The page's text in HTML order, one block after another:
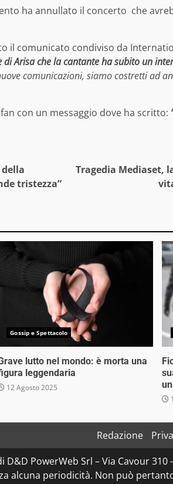
ha annullato il concerto che
il comunicato condiviso da
Arisa che la cantante ha subito un
comunicazioni, siamo costretti ad
con un messaggio dove ha scritto:
tristezza”
Tragedia Mediaset,
Gossip e Spettacolo
lutto nel mondo: è morta una
leggendaria
12 Agosto 2025
Redazione
PowerWeb Srl – Via Cavour
alcuna periodicità. Non può